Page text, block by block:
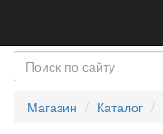
Магазин Каталог